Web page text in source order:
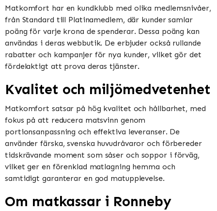
Matkomfort har en kundklubb med olika medlemsnivåer,
från Standard till Platinamedlem, där kunder samlar
poäng för varje krona de spenderar. Dessa poäng kan
användas i deras webbutik. De erbjuder också rullande
rabatter och kampanjer för nya kunder, vilket gör det
fördelaktigt att prova deras tjänster​​.
Kvalitet och miljömedvetenhet
Matkomfort satsar på hög kvalitet och hållbarhet, med
fokus på att reducera matsvinn genom
portionsanpassning och effektiva leveranser. De
använder färska, svenska huvudråvaror och förbereder
tidskrävande moment som såser och soppor i förväg,
vilket ger en förenklad matlagning hemma och
samtidigt garanterar en god matupplevelse​​​​.
Om matkassar i Ronneby